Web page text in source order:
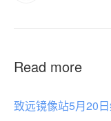
Read more
致远镜像站5月20